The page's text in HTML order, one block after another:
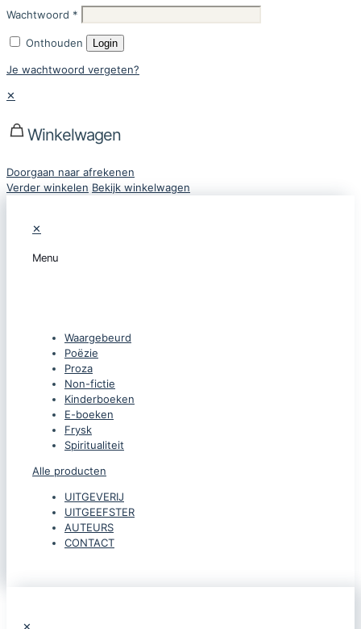
Wachtwoord *
Onthouden Login
Je wachtwoord vergeten?
✕
Winkelwagen
Doorgaan naar afrekenen
Verder winkelen Bekijk winkelwagen
✕
Menu
Waargebeurd
Poëzie
Proza
Non-fictie
Kinderboeken
E-boeken
Frysk
Spiritualiteit
Alle producten
UITGEVERIJ
UITGEEFSTER
AUTEURS
CONTACT
✕